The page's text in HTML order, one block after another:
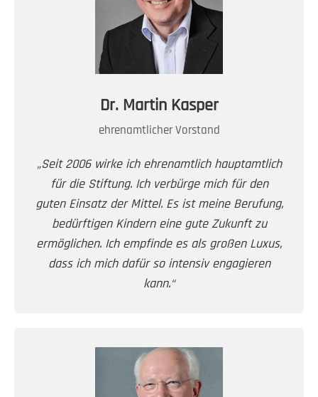
Dr. Martin Kasper
ehrenamtlicher Vorstand
„Seit 2006 wirke ich ehrenamtlich hauptamtlich
für die Stiftung. Ich verbürge mich für den
guten Einsatz der Mittel. Es ist meine Berufung,
bedürftigen Kindern eine gute Zukunft zu
ermöglichen. Ich empfinde es als großen Luxus,
dass ich mich dafür so intensiv engagieren
kann.“